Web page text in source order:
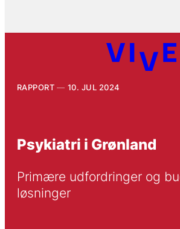
RAPPORT 10. JUL 2024
Psykiatri i Grønland
Primære udfordringer og
løsninger